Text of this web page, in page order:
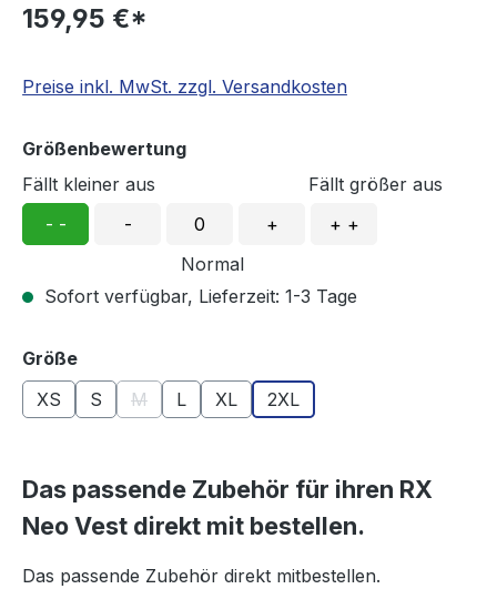
159,95 €*
Preise inkl. MwSt. zzgl. Versandkosten
Größenbewertung
Fällt kleiner aus
Fällt größer aus
- -
- 0 +
+ +
Normal
Sofort verfügbar, Lieferzeit: 1-3 Tage
Größeauswählen
XS
S M
(Diese Option ist zurzeit nicht verfügbar.)
L XL 2XL
Das passende Zubehör für ihren RX
Neo Vest direkt mit bestellen.
Das passende Zubehör direkt mitbestellen.